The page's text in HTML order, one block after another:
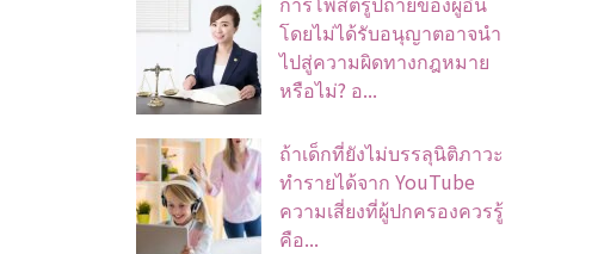
โดยไม่ได้รับอนุญาตอาจนํา
ไปสู่ความผิดทางกฎหมาย
หรือไม่? อ...
ถ้าเด็กที่ยังไม่บรรลุนิติภาวะ
ทำรายได้จาก YouTube
ความเสี่ยงที่ผู้ปกครองควรรู้
คือ...